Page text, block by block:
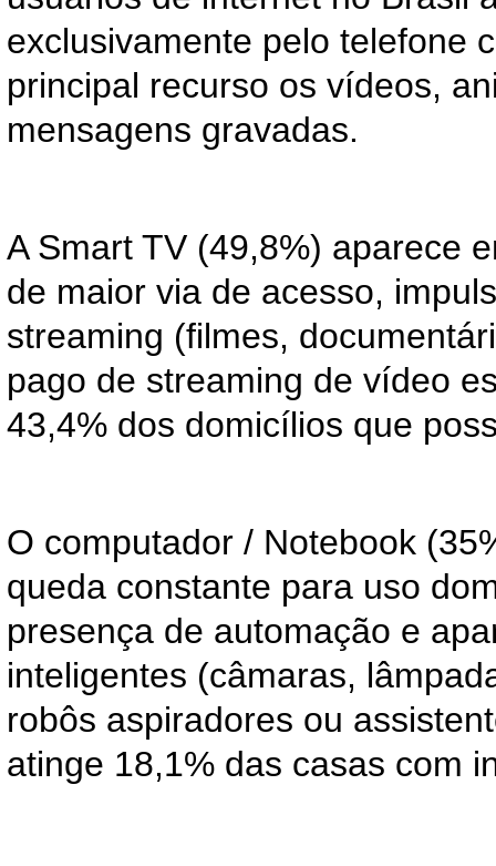
exclusivamente pelo telefone
principal recurso os vídeos,
mensagens gravadas.
A Smart TV (49,8%) aparece
de maior via de acesso,
streaming (filmes,
pago de streaming de vídeo
43,4% dos domicílios que
O computador / Notebook
queda constante para uso
presença de automação e
inteligentes (câmaras,
robôs aspiradores ou
atinge 18,1% das casas com